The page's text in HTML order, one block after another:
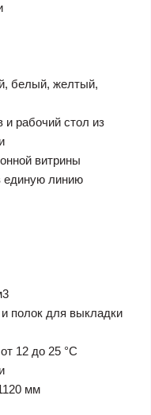
белый, желтый,
рабочий стол из
витрины
единую линию
полок для выкладки
12 до 25 °С
мм